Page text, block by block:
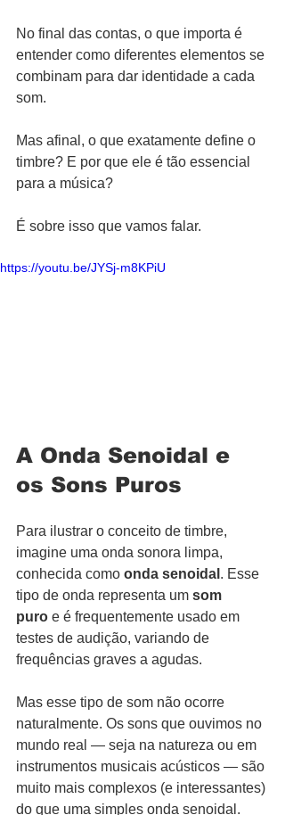
No final das contas, o que importa é
entender como diferentes elementos se
combinam para dar identidade a cada
som.
Mas afinal, o que exatamente define o
timbre? E por que ele é tão essencial
para a música?
É sobre isso que vamos falar.
https://youtu.be/JYSj-m8KPiU
A Onda Senoidal e
os Sons Puros
Para ilustrar o conceito de timbre,
imagine uma onda sonora limpa,
conhecida como onda senoidal . Esse
tipo de onda representa um som
puro e é frequentemente usado em
testes de audição, variando de
frequências graves a agudas.
Mas esse tipo de som não ocorre
naturalmente. Os sons que ouvimos no
mundo real — seja na natureza ou em
instrumentos musicais acústicos — são
muito mais complexos (e interessantes)
do que uma simples onda senoidal.